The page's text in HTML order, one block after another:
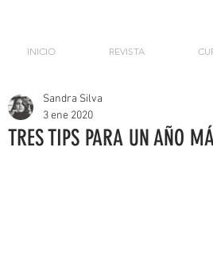
INICIO REVISTA
TRES TIPS PARA UN AÑO
Sandra Silva
3 ene 2020